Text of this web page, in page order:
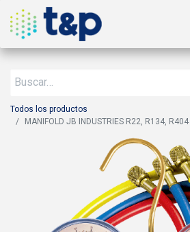
Todos los productos
MANIFOLD JB INDUSTRIES R22, R134,